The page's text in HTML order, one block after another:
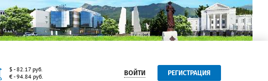
$ - 82.17 руб.
€ - 94.84 руб.
ВОЙТИ РЕГИСТРАЦИЯ